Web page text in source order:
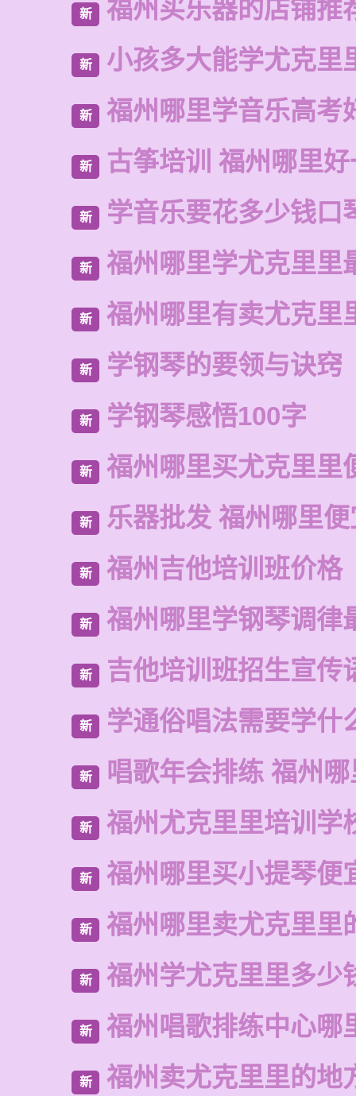
新 福州买乐器的店铺推
新 小孩多大能学尤克里
新 福州哪里学音乐高考
新 古筝培训 福州哪里
新 学音乐要花多少钱口
新 福州哪里学尤克里里
新 福州哪里有卖尤克里
新 学钢琴的要领与诀窍
新 学钢琴感悟100字
新 福州哪里买尤克里里
新 乐器批发 福州哪里
新 福州吉他培训班价格
新 福州哪里学钢琴调律
新 吉他培训班招生宣传
新 学通俗唱法需要学什
新 唱歌年会排练 福州
新 福州尤克里里培训学
新 福州哪里买小提琴便
新 福州哪里卖尤克里里
新 福州学尤克里里多少
新 福州唱歌排练中心哪
新 福州卖尤克里里的地